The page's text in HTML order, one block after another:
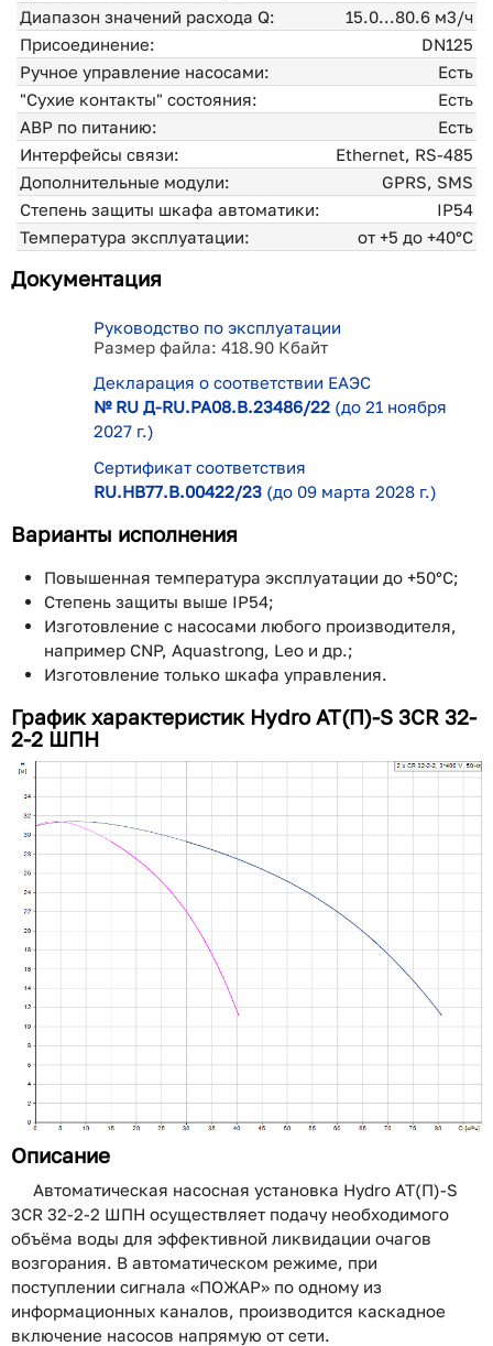
Диапазон значений расхода Q:
15.0...80.6 м3/ч
Присоединение:
DN125
Ручное управление насосами:
Есть
"Сухие контакты" состояния:
Есть
АВР по питанию:
Есть
Интерфейсы связи:
Ethernet, RS-485
Дополнительные модули:
GPRS, SMS
Степень защиты шкафа автоматики:
IP54
Температура эксплуатации:
от +5 до +40°С
Документация
Руководство по эксплуатации
Размер файла: 418.90 Кбайт
Декларация о соответствии ЕАЭС
№ RU Д-RU.РА08.В.23486/22 (до 21 ноября
2027 г.)
Сертификат соответствия
RU.НВ77.В.00422/23 (до 09 марта 2028 г.)
Варианты исполнения
Повышенная температура эксплуатации до +50°С;
Степень защиты выше IP54;
Изготовление с насосами любого производителя,
например CNP, Aquastrong, Leo и др.;
Изготовление только шкафа управления.
График характеристик Hydro AT(П)-S 3CR 32-
2-2 ШПН
Описание
Автоматическая насосная установка Hydro AT(П)-S
3CR 32-2-2 ШПН осуществляет подачу необходимого
объёма воды для эффективной ликвидации очагов
возгорания. В автоматическом режиме, при
поступлении сигнала «ПОЖАР» по одному из
информационных каналов, производится каскадное
включение насосов напрямую от сети.